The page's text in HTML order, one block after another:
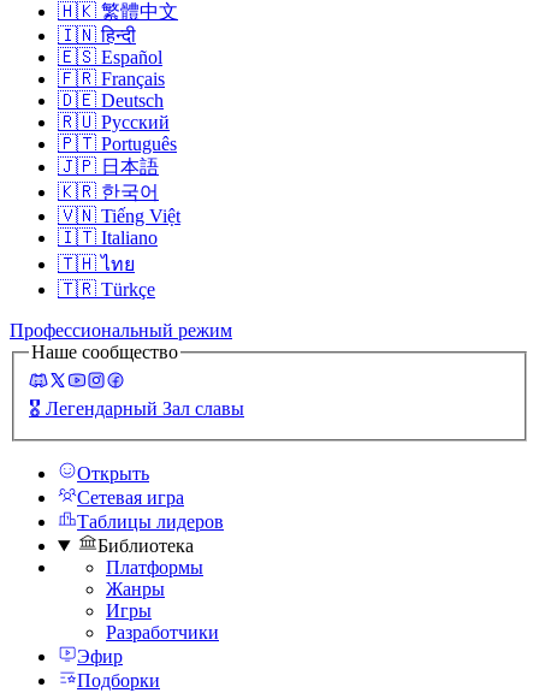
🇭🇰 繁體中文
🇮🇳 हिन्दी
🇪🇸 Español
🇫🇷 Français
🇩🇪 Deutsch
🇷🇺 Русский
🇵🇹 Português
🇯🇵 日本語
🇰🇷 한국어
🇻🇳 Tiếng Việt
🇮🇹 Italiano
🇹🇭 ไทย
🇹🇷 Türkçe
Профессиональный режим
Наше сообщество
🎖️ Легендарный Зал славы
Открыть
Сетевая игра
Таблицы лидеров
Библиотека
Платформы
Жанры
Игры
Разработчики
Эфир
Подборки